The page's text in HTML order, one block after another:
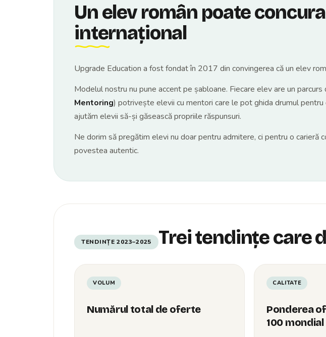
Un elev român poate
internațional
Upgrade Education a fost fondat în 2017 din convingerea că un elev
Modelul nostru nu pune accent pe șabloane. Fiecare elev are un
Mentoring) potrivește elevii cu mentori care le pot ghida drumul
ajutăm elevii să-și găsească propriile răspunsuri.
Ne dorim să pregătim elevi nu doar pentru admitere, ci pentru o carieră
povestea autentic.
TENDINȚE 2023–2025 Trei tendințe care
VOLUM
Numărul total de oferte
CALITATE
Ponderea
100 mondial